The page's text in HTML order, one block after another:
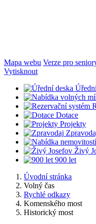
Mapa webu Verze pro
Vytisknout
Dotace
Projekty
Živý
900 let
Úvodní stránka
Volný čas
Rychlé odkazy
Komenského most
Historický most